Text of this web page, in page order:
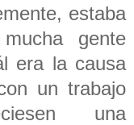
estaba
gente
era la causa
un trabajo
una